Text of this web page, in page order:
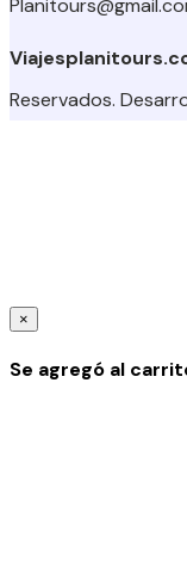
Reservados.
×
Se agregó al